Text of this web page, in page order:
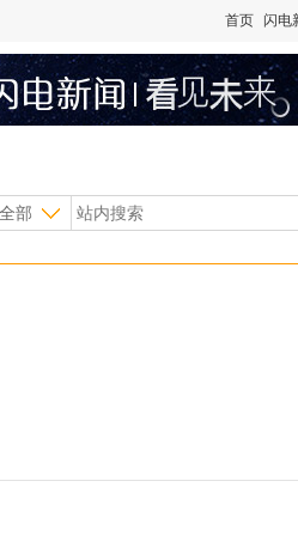
首页 闪电
部